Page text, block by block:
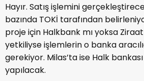
Hayır. Satış işlemini
bazında TOKİ tarafından
proje için Halkbank mı yoksa Ziraat
yetkiliyse işlemlerin o banka
gerekiyor. Milas’ta ise Halk
yapılacak.